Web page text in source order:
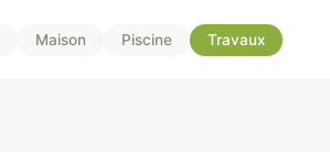
Maison Piscine Travaux